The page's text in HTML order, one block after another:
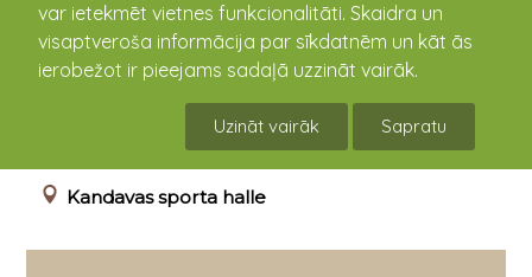
var ietekmēt vietnes funkcionalitāti. Skaidra un
visaptveroša informācija par sīkdatnēm un kāt ās
ierobežot ir pieejams sadaļā uzzināt vairāk.
Uzināt vairāk Sapratu
Basketbola spēle Barsy Atyrau pret
Kandavas sporta halle